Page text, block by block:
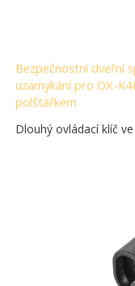
Bezpečnostní dveřní
uzamykání pro OX-
polštářkem
Dlouhý ovládací klíč ve